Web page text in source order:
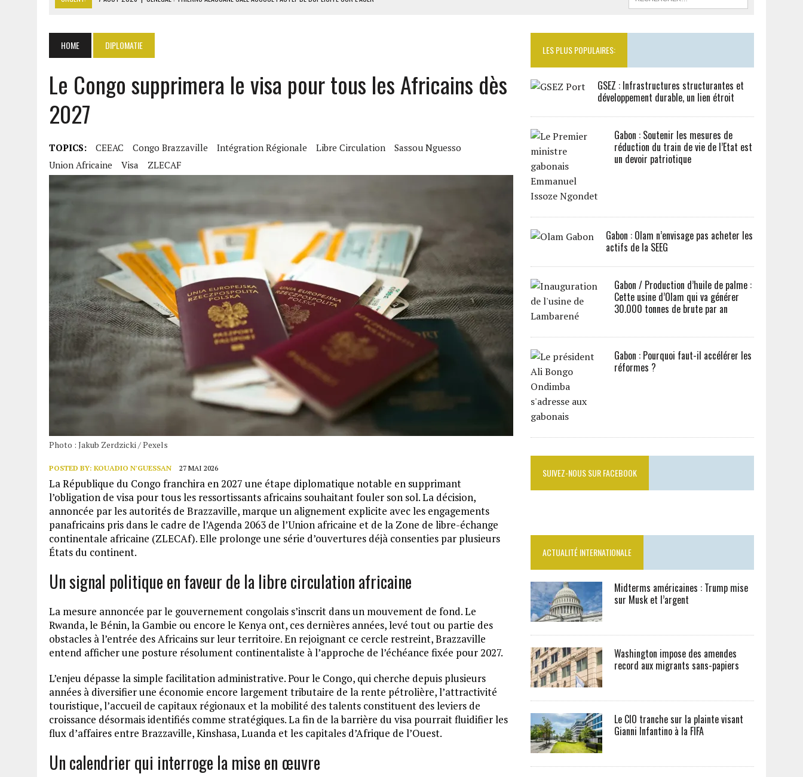
7 AOÛT 2026 | CÔTE D’IVOIRE : OUATTARA GRACIE 4 661 DÉTENUS POUR L’INDÉPENDANCE
7 AOÛT 2026
SÉNÉGAL : THIERNO ALASSANE SALL ACCUSE PASTEF DE DUPLICITÉ SUR L’ASER
HOME DIPLOMATIE
Le Congo supprimera le visa pour tous les Africains dès
2027
TOPICS: CEEAC Congo Brazzaville Intégration Régionale Libre Circulation
Sassou Nguesso
Union Africaine
Visa ZLECAF
Photo : Jakub Zerdzicki / Pexels
POSTED BY: KOUADIO N'GUESSAN 27 MAI 2026
La République du Congo franchira en 2027 une étape diplomatique notable en supprimant
l’obligation de visa pour tous les ressortissants africains souhaitant fouler son sol. La décision,
annoncée par les autorités de Brazzaville, marque un alignement explicite avec les engagements
panafricains pris dans le cadre de l’Agenda 2063 de l’Union africaine et de la Zone de libre-échange
continentale africaine (ZLECAf). Elle prolonge une série d’ouvertures déjà consenties par plusieurs
États du continent.
Un signal politique en faveur de la libre circulation africaine
La mesure annoncée par le gouvernement congolais s’inscrit dans un mouvement de fond. Le
Rwanda, le Bénin, la Gambie ou encore le Kenya ont, ces dernières années, levé tout ou partie des
obstacles à l’entrée des Africains sur leur territoire. En rejoignant ce cercle restreint, Brazzaville
entend afficher une posture résolument continentaliste à l’approche de l’échéance fixée pour 2027.
L’enjeu dépasse la simple facilitation administrative. Pour le Congo, qui cherche depuis plusieurs
années à diversifier une économie encore largement tributaire de la rente pétrolière, l’attractivité
touristique, l’accueil de capitaux régionaux et la mobilité des talents constituent des leviers de
croissance désormais identifiés comme stratégiques. La fin de la barrière du visa pourrait fluidifier les
flux d’affaires entre Brazzaville, Kinshasa, Luanda et les capitales d’Afrique de l’Ouest.
Un calendrier qui interroge la mise en œuvre
LES PLUS POPULAIRES:
GSEZ : Infrastructures structurantes et
développement durable, un lien étroit
Gabon : Soutenir les mesures de
réduction du train de vie de l’Etat est
un devoir patriotique
Gabon : Olam n’envisage pas acheter les
actifs de la SEEG
Gabon / Production d’huile de palme :
Cette usine d’Olam qui va générer
30.000 tonnes de brute par an
Gabon : Pourquoi faut-il accélérer les
réformes ?
SUIVEZ-NOUS SUR FACEBOOK
ACTUALITÉ INTERNATIONALE
Midterms américaines : Trump mise
sur Musk et l’argent
Washington impose des amendes
record aux migrants sans-papiers
Le CIO tranche sur la plainte visant
Gianni Infantino à la FIFA